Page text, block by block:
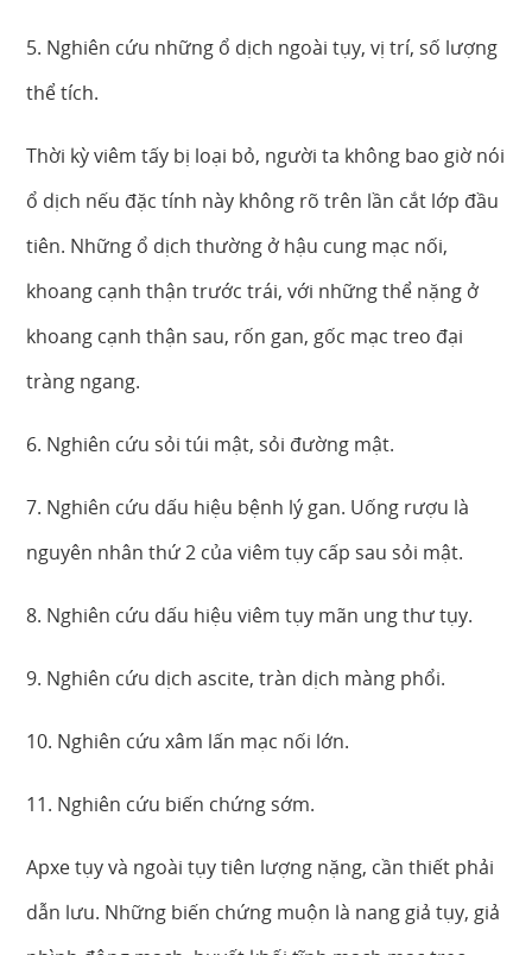
5. Nghiên cứu những ổ dịch ngoài tụy, vị trí, số lượng
thể tích.
Thời kỳ viêm tấy bị loại bỏ, người ta không bao giờ nói
ổ dịch nếu đặc tính này không rõ trên lần cắt lớp đầu
tiên. Những ổ dịch thường ở hậu cung mạc nối,
khoang cạnh thận trước trái, với những thể nặng ở
khoang cạnh thận sau, rốn gan, gốc mạc treo đại
tràng ngang.
6. Nghiên cứu sỏi túi mật, sỏi đường mật.
7. Nghiên cứu dấu hiệu bệnh lý gan. Uống rượu là
nguyên nhân thứ 2 của viêm tụy cấp sau sỏi mật.
8. Nghiên cứu dấu hiệu viêm tụy mãn ung thư tụy.
9. Nghiên cứu dịch ascite, tràn dịch màng phổi.
10. Nghiên cứu xâm lấn mạc nối lớn.
11. Nghiên cứu biến chứng sớm.
Apxe tụy và ngoài tụy tiên lượng nặng, cần thiết phải
dẫn lưu. Những biến chứng muộn là nang giả tụy, giả